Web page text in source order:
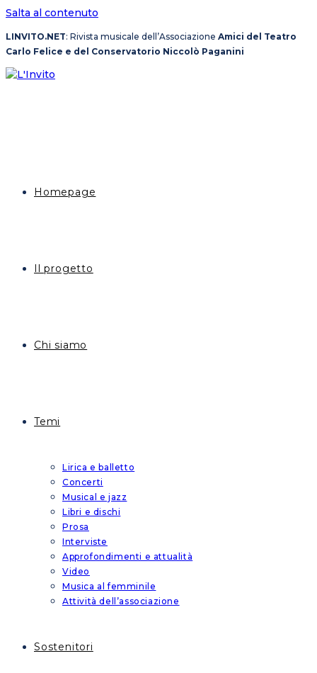
Salta al contenuto
LINVITO.NET: Rivista musicale dell’Associazione Amici del Teatro
Carlo Felice e del Conservatorio Niccolò Paganini
Homepage
Il progetto
Chi siamo
Temi
Lirica e balletto
Concerti
Musical e jazz
Libri e dischi
Prosa
Interviste
Approfondimenti e attualità
Video
Musica al femminile
Attività dell’associazione
Sostenitori